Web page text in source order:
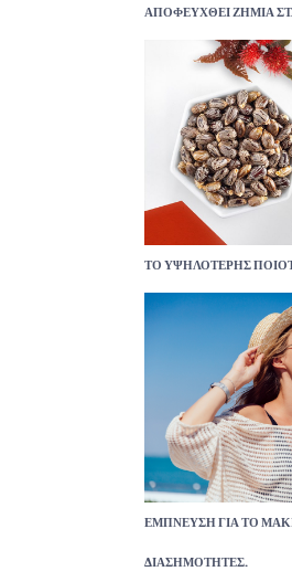
ΑΠΟΦΕΥΧΘΕΊ ΖΗΜΙΆ
ΤΟ ΥΨΗΛΌΤΕΡΗΣ
ΈΜΠΝΕΥΣΗ ΓΙΑ ΤΟ
ΔΙΑΣΗΜΌΤΗΤΕΣ.